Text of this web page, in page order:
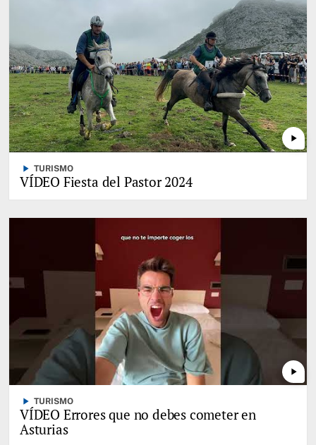
play_arrow
play_arrow TURISMO
VÍDEO Fiesta del Pastor 2024
play_arrow
play_arrow TURISMO
VÍDEO Errores que no debes cometer en
Asturias